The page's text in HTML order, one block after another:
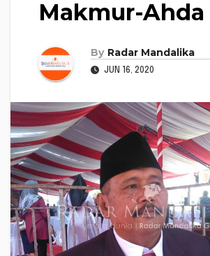
Makmur-Ahda
By Radar Mandalika
JUN 16, 2020